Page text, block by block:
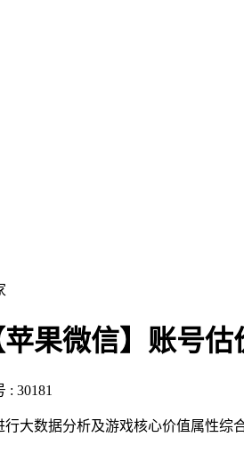
: 30181
大数据分析及游戏核心价值属性综